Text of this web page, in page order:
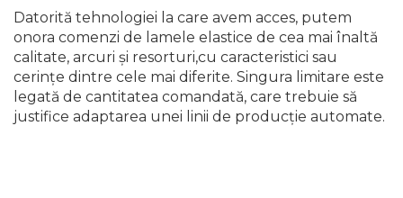
Pompa Aer
Cric Manual
Scripete Manual
Banc de lucru – tamplarie
Transpalet / carucior transport
Fierastraie Electrice
Fierastrau cu banda vertical
Foarfeci Electrice
Semanatori
Datorită tehnologiei la care avem acces, putem
onora comenzi de lamele elastice de cea mai înaltă
calitate, arcuri și resorturi,cu caracteristici sau
cerințe dintre cele mai diferite. Singura limitare este
legată de cantitatea comandată, care trebuie să
justifice adaptarea unei linii de producție automate.